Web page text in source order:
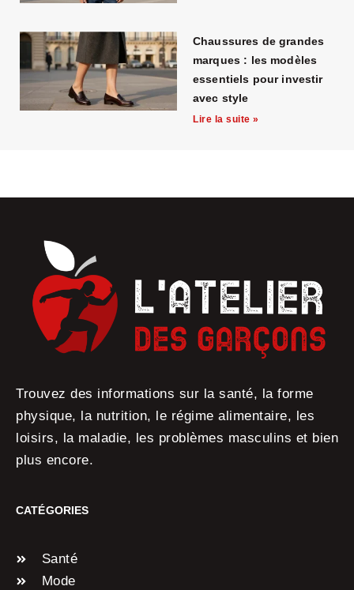
Chaussures de grandes
marques : les modèles
essentiels pour investir
avec style
Lire la suite »
Trouvez des informations sur la santé, la forme
physique, la nutrition, le régime alimentaire, les
loisirs, la maladie, les problèmes masculins et bien
plus encore.
CATÉGORIES
Santé
Mode